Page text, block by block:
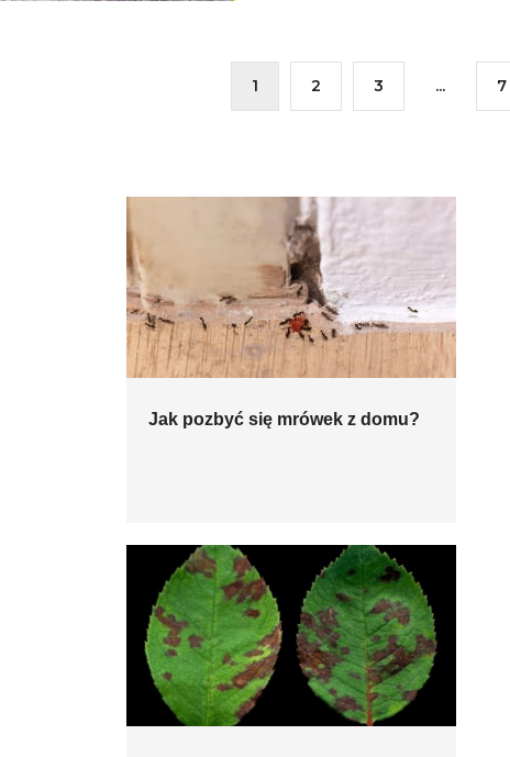
1 2 3 ... 7
Jak pozbyć się mrówek z domu?